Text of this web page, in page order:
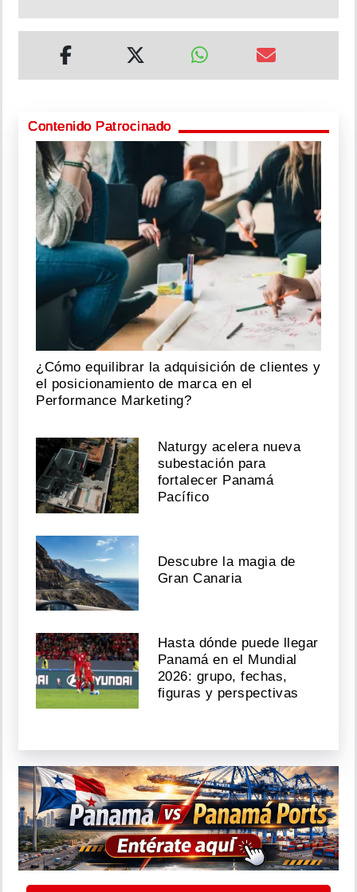
Contenido Patrocinado
¿Cómo equilibrar la adquisición de clientes y
el posicionamiento de marca en el
Performance Marketing?
Naturgy acelera nueva
subestación para
fortalecer Panamá
Pacífico
Descubre la magia de
Gran Canaria
Hasta dónde puede llegar
Panamá en el Mundial
2026: grupo, fechas,
figuras y perspectivas